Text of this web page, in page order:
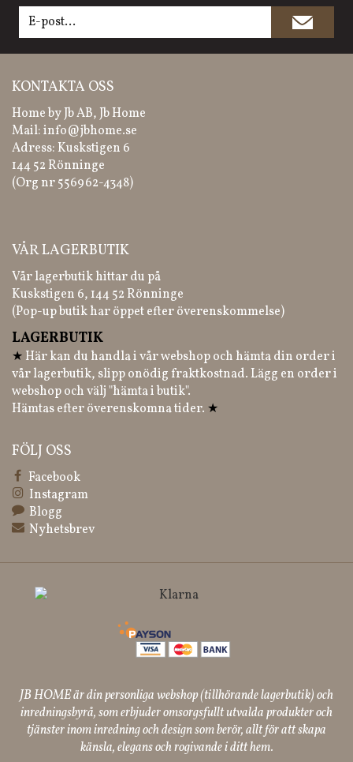
KONTAKTA OSS
Home by Jb AB, Jb Home
Mail:info@jbhome.se
Adress: Kuskstigen 6
144 52 Rönninge
(Org nr 556962-4348)
VÅR LAGERBUTIK
Vår lagerbutik hittar du på
Kuskstigen 6, 144 52 Rönninge
(Pop-up butik har öppet efter överenskommelse)
LAGERBUTIK
★ Här kan du handla i vår webshop och hämta din order i
vår lagerbutik, slipp onödig fraktkostnad. Lägg en order i
webshop och välj "hämta i butik".
Hämtas efter överenskomna tider. ★
FÖLJ OSS
Facebook
Instagram
Blogg
Nyhetsbrev
JB HOME är din personliga webshop (tillhörande lagerbutik) och
inredningsbyrå, som erbjuder omsorgsfullt utvalda produkter och
tjänster inom inredning och design som berör, allt för att skapa
känsla, elegans och rogivande i ditt hem.